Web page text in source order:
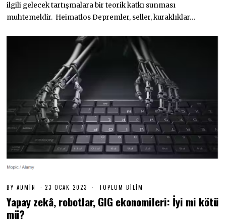
2
3
ilgili gelecek tartışmalara bir teorik katkı sunması
muhtemeldir. Heimatlos Depremler, seller, kuraklıklar…
BYADMIN 23 OCAK 2023
O
TOPLUM BILIM
Yapay zekâ, robotlar, GIG ekonomileri: İyi mi kötü
mü?